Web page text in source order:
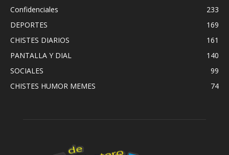
Confidenciales
233
DEPORTES
169
CHISTES DIARIOS
161
PANTALLA Y DIAL
140
SOCIALES
99
CHISTES HUMOR MEMES
74